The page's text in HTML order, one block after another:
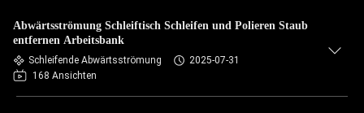
Abwärtsströmung Schleiftisch Schleifen und Polieren Staub
entfernen Arbeitsbank
Schleifende Abwärtsströmung
2025-07-31
168 Ansichten